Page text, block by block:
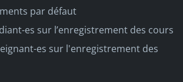
par défaut
es sur l’enregistrement des cours
es sur l'enregistrement des